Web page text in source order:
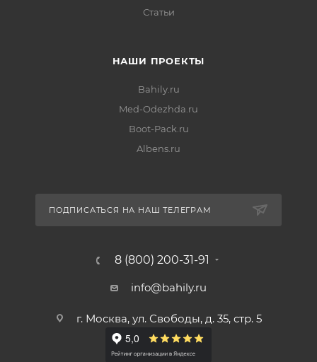
Статьи
НАШИ ПРОЕКТЫ
Bahily.ru
Med-Odezhda.ru
Boot-Pack.ru
Albens.ru
ПОДПИСАТЬСЯ НА НАШ ТЕЛЕГРАМ
8 (800) 200-31-91
info@bahily.ru
г. Москва, ул. Свободы, д. 35, стр. 5